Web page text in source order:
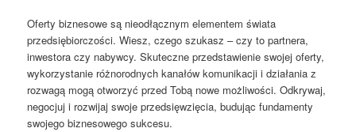
Oferty biznesowe są nieodłącznym elementem świata
przedsiębiorczości. Wiesz, czego szukasz – czy to partnera,
inwestora czy nabywcy. Skuteczne przedstawienie swojej oferty,
wykorzystanie różnorodnych kanałów komunikacji i działania z
rozwagą mogą otworzyć przed Tobą nowe możliwości. Odkrywaj,
negocjuj i rozwijaj swoje przedsięwzięcia, budując fundamenty
swojego biznesowego sukcesu.